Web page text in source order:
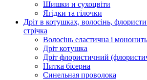
Шишки и сухоцвіти
Ягідки та гілочки
Дріт в котушках, волосінь,
стрічка
Волосінь еластична і мононить
Дріт котушка
Дріт флористичний
Нитка бісерна
Синельная проволока